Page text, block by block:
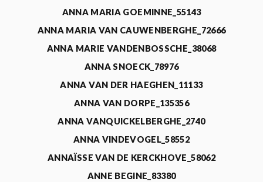
ANNA MARIA GOEMINNE_55143
ANNA MARIA VAN CAUWENBERGHE_72666
ANNA MARIE VANDENBOSSCHE_38068
ANNA SNOECK_78976
ANNA VAN DER HAEGHEN_11133
ANNA VAN DORPE_135356
ANNA VANQUICKELBERGHE_2740
ANNA VINDEVOGEL_58552
ANNAÏSSE VAN DE KERCKHOVE_58062
ANNE BEGINE_83380